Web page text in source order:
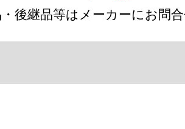
後継品等はメーカーにお問